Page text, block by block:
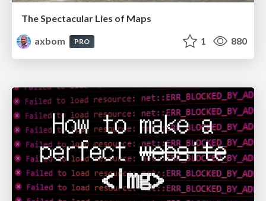
The Spectacular Lies of Maps
axbom
PRO 1 880